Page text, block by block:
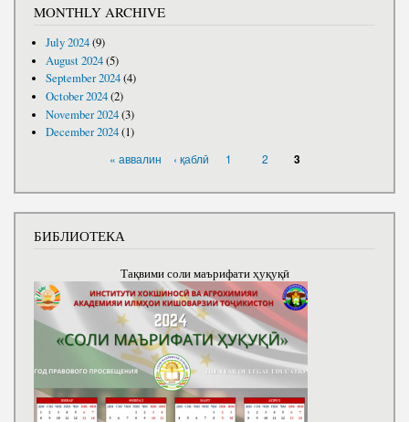
MONTHLY ARCHIVE
July 2024(9)
August 2024(5)
September 2024(4)
October 2024(2)
November 2024(3)
December 2024(1)
« аввалин ‹ қаблӣ 1 2 3
БИБЛИОТЕКА
Тақвими соли маърифати ҳуқуқӣ